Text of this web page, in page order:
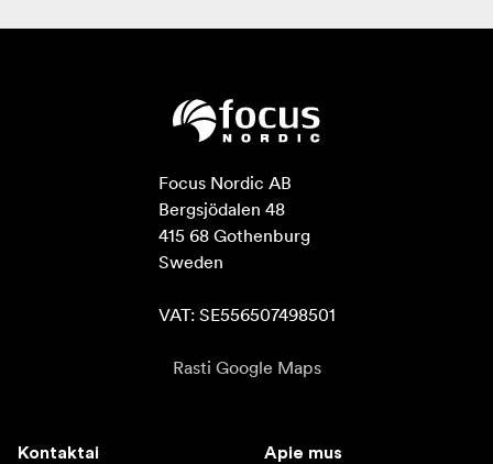
Focus Nordic AB
Bergsjödalen 48
415 68 Gothenburg
Sweden
VAT: SE556507498501
Rasti Google Maps
Kontaktai Apie mus